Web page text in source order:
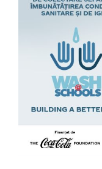
Image